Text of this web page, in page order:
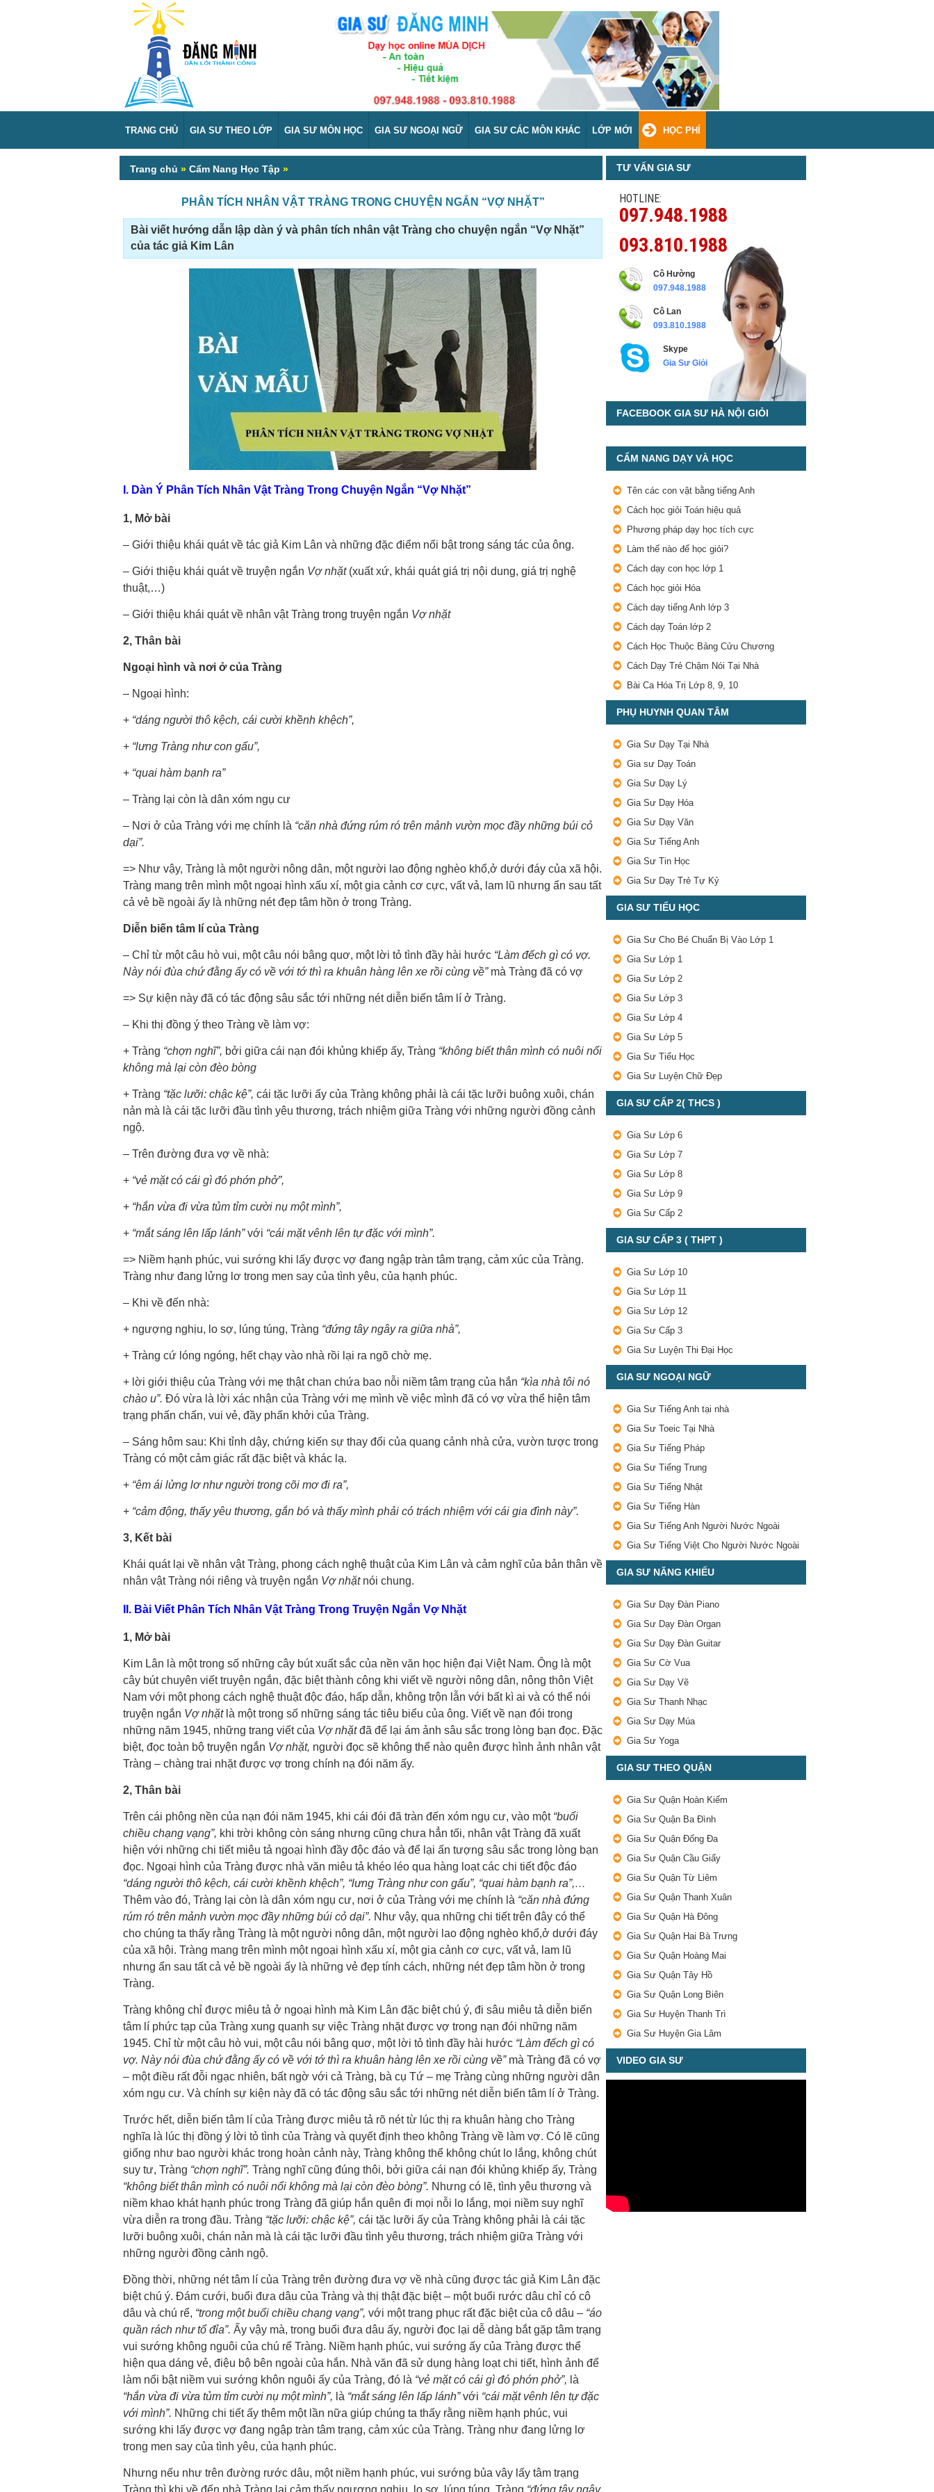
TRANG CHỦ GIA SƯ THEO LỚP GIA SƯ MÔN HỌC GIA SƯ NGOẠI NGỮ GIA SƯ CÁC MÔN KHÁC LỚP MỚI HỌC PHÍ
Trang chủ » Cẩm Nang Học Tập »
PHÂN TÍCH NHÂN VẬT TRÀNG TRONG CHUYỆN NGẮN “VỢ NHẶT”
Bài viết hướng dẫn lập dàn ý và phân tích nhân vật Tràng cho chuyện ngắn “Vợ Nhặt”
của tác giả Kim Lân
I. Dàn Ý Phân Tích Nhân Vật Tràng Trong Chuyện Ngắn “Vợ Nhặt”
1, Mở bài
– Giới thiệu khái quát về tác giả Kim Lân và những đặc điểm nổi bật trong sáng tác của ông.
– Giới thiệu khái quát về truyện ngắn Vợ nhặt (xuất xứ, khái quát giá trị nội dung, giá trị nghệ
thuật,…)
– Giới thiệu khái quát về nhân vật Tràng trong truyện ngắn Vợ nhặt
2, Thân bài
Ngoại hình và nơi ở của Tràng
– Ngoại hình:
+ “dáng người thô kệch, cái cười khềnh khệch”,
+ “lưng Tràng như con gấu”,
+ “quai hàm bạnh ra”
– Tràng lại còn là dân xóm ngụ cư
– Nơi ở của Tràng với mẹ chính là “căn nhà đứng rúm ró trên mảnh vườn mọc đầy những búi cỏ
dại”.
=> Như vậy, Tràng là một người nông dân, một người lao động nghèo khổ,ở dưới đáy của xã hội.
Tràng mang trên mình một ngoại hình xấu xí, một gia cảnh cơ cực, vất vả, lam lũ nhưng ẩn sau tất
cả vẻ bề ngoài ấy là những nét đẹp tâm hồn ở trong Tràng.
Diễn biến tâm lí của Tràng
– Chỉ từ một câu hò vui, một câu nói bâng quơ, một lời tỏ tình đầy hài hước “Làm đếch gì có vợ.
Này nói đùa chứ đằng ấy có về với tớ thì ra khuân hàng lên xe rồi cùng về” mà Tràng đã có vợ
=> Sự kiện này đã có tác động sâu sắc tới những nét diễn biến tâm lí ở Tràng.
– Khi thị đồng ý theo Tràng về làm vợ:
+ Tràng “chợn nghĩ”, bởi giữa cái nạn đói khủng khiếp ấy, Tràng “không biết thân mình có nuôi nổi
không mà lại còn đèo bòng
+ Tràng “tặc lưỡi: chậc kệ”, cái tặc lưỡi ấy của Tràng không phải là cái tặc lưỡi buông xuôi, chán
nản mà là cái tặc lưỡi đầu tình yêu thương, trách nhiệm giữa Tràng với những người đồng cảnh
ngộ.
– Trên đường đưa vợ về nhà:
+ “vẻ mặt có cái gì đó phớn phở”,
+ “hắn vừa đi vừa tủm tỉm cười nụ một mình”,
+ “mắt sáng lên lấp lánh”với “cái mặt vênh lên tự đặc với mình”.
=> Niềm hạnh phúc, vui sướng khi lấy được vợ đang ngập tràn tâm trạng, cảm xúc của Tràng.
Tràng như đang lửng lơ trong men say của tình yêu, của hạnh phúc.
– Khi về đến nhà:
+ ngượng nghịu, lo sợ, lúng túng, Tràng “đứng tây ngây ra giữa nhà”,
+ Tràng cứ lóng ngóng, hết chạy vào nhà rồi lại ra ngõ chờ mẹ.
+ lời giới thiệu của Tràng với mẹ thật chan chứa bao nỗi niềm tâm trạng của hắn “kìa nhà tôi nó
chào u”. Đó vừa là lời xác nhận của Tràng với mẹ mình về việc mình đã có vợ vừa thể hiện tâm
trạng phấn chấn, vui vẻ, đầy phấn khởi của Tràng.
– Sáng hôm sau: Khi tỉnh dậy, chứng kiến sự thay đổi của quang cảnh nhà cửa, vườn tược trong
Tràng có một cảm giác rất đặc biệt và khác lạ.
+ “êm ái lửng lơ như người trong cõi mơ đi ra”,
+ “cảm động, thấy yêu thương, gắn bó và thấy mình phải có trách nhiệm với cái gia đình này”.
3, Kết bài
Khái quát lại về nhân vật Tràng, phong cách nghệ thuật của Kim Lân và cảm nghĩ của bản thân về
nhân vật Tràng nói riêng và truyện ngắn Vợ nhặt nói chung.
II. Bài Viết Phân Tích Nhân Vật Tràng Trong Truyện Ngắn Vợ Nhặt
1, Mở bài
Kim Lân là một trong số những cây bút xuất sắc của nền văn học hiện đại Việt Nam. Ông là một
cây bút chuyên viết truyện ngắn, đặc biệt thành công khi viết về người nông dân, nông thôn Việt
Nam với một phong cách nghệ thuật độc đáo, hấp dẫn, không trộn lẫn với bất kì ai và có thể nói
truyện ngắn Vợ nhặt là một trong số những sáng tác tiêu biểu của ông. Viết về nạn đói trong
những năm 1945, những trang viết của Vợ nhặtđã để lại ám ảnh sâu sắc trong lòng bạn đọc. Đặc
biệt, đọc toàn bộ truyện ngắn Vợ nhặt, người đọc sẽ không thể nào quên được hình ảnh nhân vật
Tràng – chàng trai nhặt được vợ trong chính nạ đói năm ấy.
2, Thân bài
Trên cái phông nền của nạn đói năm 1945, khi cái đói đã tràn đến xóm ngụ cư, vào một “buổi
chiều chạng vạng”, khi trời không còn sáng nhưng cũng chưa hẳn tối, nhân vật Tràng đã xuất
hiện với những chi tiết miêu tả ngoại hình đầy độc đáo và để lại ấn tượng sâu sắc trong lòng bạn
đọc. Ngoại hình của Tràng được nhà văn miêu tả khéo léo qua hàng loạt các chi tiết độc đáo
“dáng người thô kệch, cái cười khềnh khệch”, “lưng Tràng như con gấu”, “quai hàm bạnh ra”,…
Thêm vào đó, Tràng lại còn là dân xóm ngụ cư, nơi ở của Tràng với mẹ chính là “căn nhà đứng
rúm ró trên mảnh vườn mọc đầy những búi cỏ dại”. Như vậy, qua những chi tiết trên đây có thể
cho chúng ta thấy rằng Tràng là một người nông dân, một người lao động nghèo khổ,ở dưới đáy
của xã hội. Tràng mang trên mình một ngoại hình xấu xí, một gia cảnh cơ cực, vất vả, lam lũ
nhưng ẩn sau tất cả vẻ bề ngoài ấy là những vẻ đẹp tính cách, những nét đẹp tâm hồn ở trong
Tràng.
Tràng không chỉ được miêu tả ở ngoại hình mà Kim Lân đặc biệt chú ý, đi sâu miêu tả diễn biến
tâm lí phức tạp của Tràng xung quanh sự việc Tràng nhặt được vợ trong nạn đói những năm
1945. Chỉ từ một câu hò vui, một câu nói bâng quơ, một lời tỏ tình đầy hài hước “Làm đếch gì có
vợ. Này nói đùa chứ đằng ấy có về với tớ thì ra khuân hàng lên xe rồi cùng về” mà Tràng đã có vợ
– một điều rất đỗi ngạc nhiên, bất ngờ với cả Tràng, bà cụ Tứ – mẹ Tràng cùng những người dân
xóm ngụ cư. Và chính sự kiện này đã có tác động sâu sắc tới những nét diễn biến tâm lí ở Tràng.
Trước hết, diễn biến tâm lí của Tràng được miêu tả rõ nét từ lúc thị ra khuân hàng cho Tràng
nghĩa là lúc thị đồng ý lời tỏ tình của Tràng và quyết định theo không Tràng về làm vợ. Có lẽ cũng
giống như bao người khác trong hoàn cảnh này, Tràng không thể không chút lo lắng, không chút
suy tư, Tràng “chợn nghĩ”. Tràng nghĩ cũng đúng thôi, bởi giữa cái nạn đói khủng khiếp ấy, Tràng
“không biết thân mình có nuôi nổi không mà lại còn đèo bòng”. Nhưng có lẽ, tình yêu thương và
niềm khao khát hạnh phúc trong Tràng đã giúp hắn quên đi mọi nỗi lo lắng, mọi niềm suy nghĩ
vừa diễn ra trong đầu. Tràng “tặc lưỡi: chậc kệ”, cái tặc lưỡi ấy của Tràng không phải là cái tặc
lưỡi buông xuôi, chán nản mà là cái tặc lưỡi đầu tình yêu thương, trách nhiệm giữa Tràng với
những người đồng cảnh ngộ.
Đồng thời, những nét tâm lí của Tràng trên đường đưa vợ về nhà cũng được tác giả Kim Lân đặc
biệt chú ý. Đám cưới, buổi đưa dâu của Tràng và thị thật đặc biệt – một buổi rước dâu chỉ có cô
dâu và chú rể, “trong một buổi chiều chạng vạng”, với một trang phục rất đặc biệt của cô dâu – “áo
quần rách như tổ đỉa”. Ấy vậy mà, trong buổi đưa dâu ấy, người đọc lại dễ dàng bắt gặp tâm trạng
vui sướng không nguôi của chú rể Tràng. Niềm hạnh phúc, vui sướng ấy của Tràng được thể
hiện qua dáng vẻ, điệu bộ bên ngoài của hắn. Nhà văn đã sử dụng hàng loạt chi tiết, hình ảnh để
làm nổi bật niềm vui sướng khôn nguôi ấy của Tràng, đó là “vẻ mặt có cái gì đó phớn phở”, là
“hắn vừa đi vừa tủm tỉm cười nụ một mình”, là “mắt sáng lên lấp lánh”với “cái mặt vênh lên tự đặc
với mình”. Những chi tiết ấy thêm một lần nữa giúp chúng ta thấy rằng niềm hạnh phúc, vui
sướng khi lấy được vợ đang ngập tràn tâm trạng, cảm xúc của Tràng. Tràng như đang lửng lơ
trong men say của tình yêu, của hạnh phúc.
Nhưng nếu như trên đường rước dâu, một niềm hạnh phúc, vui sướng bủa vây lấy tâm trạng
TƯ VẤN GIA SƯ
HOTLINE:
097.948.1988
093.810.1988
Cô Hường
097.948.1988
Cô Lan
093.810.1988
Skype
Gia Sư Giỏi
FACEBOOK GIA SƯ HÀ NỘI GIỎI
CẨM NANG DẠY VÀ HỌC
Tên các con vật bằng tiếng Anh
Cách học giỏi Toán hiệu quả
Phương pháp dạy học tích cực
Làm thế nào để học giỏi?
Cách dạy con học lớp 1
Cách học giỏi Hóa
Cách dạy tiếng Anh lớp 3
Cách dạy Toán lớp 2
Cách Học Thuộc Bảng Cửu Chương
Cách Dạy Trẻ Chậm Nói Tại Nhà
Bài Ca Hóa Trị Lớp 8, 9, 10
PHỤ HUYNH QUAN TÂM
Gia Sư Dạy Tại Nhà
Gia sư Dạy Toán
Gia Sư Dạy Lý
Gia Sư Dạy Hóa
Gia Sư Dạy Văn
Gia Sư Tiếng Anh
Gia Sư Tin Học
Gia Sư Dạy Trẻ Tự Kỷ
GIA SƯ TIỂU HỌC
Gia Sư Cho Bé Chuẩn Bị Vào Lớp 1
Gia Sư Lớp 1
Gia Sư Lớp 2
Gia Sư Lớp 3
Gia Sư Lớp 4
Gia Sư Lớp 5
Gia Sư Tiểu Học
Gia Sư Luyện Chữ Đẹp
GIA SƯ CẤP 2( THCS )
Gia Sư Lớp 6
Gia Sư Lớp 7
Gia Sư Lớp 8
Gia Sư Lớp 9
Gia Sư Cấp 2
GIA SƯ CẤP 3 ( THPT )
Gia Sư Lớp 10
Gia Sư Lớp 11
Gia Sư Lớp 12
Gia Sư Cấp 3
Gia Sư Luyện Thi Đại Học
GIA SƯ NGOẠI NGỮ
Gia Sư Tiếng Anh tại nhà
Gia Sư Toeic Tại Nhà
Gia Sư Tiếng Pháp
Gia Sư Tiếng Trung
Gia Sư Tiếng Nhật
Gia Sư Tiếng Hàn
Gia Sư Tiếng Anh Người Nước Ngoài
Gia Sư Tiếng Việt Cho Người Nước Ngoài
GIA SƯ NĂNG KHIẾU
Gia Sư Dạy Đàn Piano
Gia Sư Dạy Đàn Organ
Gia Sư Dạy Đàn Guitar
Gia Sư Cờ Vua
Gia Sư Dạy Vẽ
Gia Sư Thanh Nhạc
Gia Sư Dạy Múa
Gia Sư Yoga
GIA SƯ THEO QUẬN
Gia Sư Quận Hoàn Kiếm
Gia Sư Quận Ba Đình
Gia Sư Quận Đống Đa
Gia Sư Quận Cầu Giấy
Gia Sư Quận Từ Liêm
Gia Sư Quận Thanh Xuân
Gia Sư Quận Hà Đông
Gia Sư Quận Hai Bà Trưng
Gia Sư Quận Hoàng Mai
Gia Sư Quận Tây Hồ
Gia Sư Quận Long Biên
Gia Sư Huyện Thanh Trì
Gia Sư Huyện Gia Lâm
VIDEO GIA SƯ